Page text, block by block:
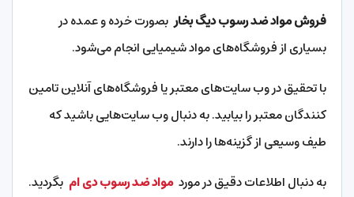
فروش مواد ضد رسوب دیگ بخاربصورت خرده و عمده در
بسیاری از فروشگاه‌های مواد شیمیایی انجام می‌شود.
با تحقیق در وب سایت‌های معتبر یا فروشگاه‌های آنلاین تامین
کنندگان معتبر را بیابید. به دنبال وب سایت‌هایی باشید که
طیف وسیعی از گزینه‌ها را دارند.
به دنبال اطلاعات دقیق در موردمواد ضد رسوب دی ام بگردید.